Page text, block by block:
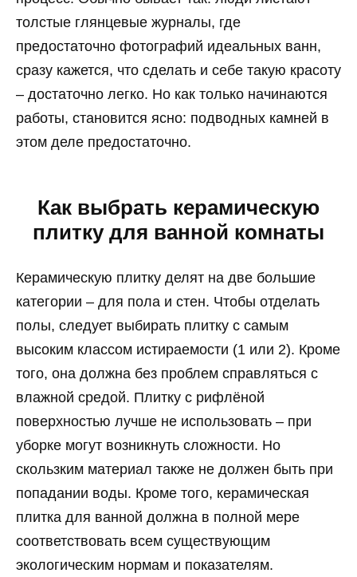
толстые глянцевые журналы, где
предостаточно фотографий идеальных ванн,
сразу кажется, что сделать и себе такую красоту
– достаточно легко. Но как только начинаются
работы, становится ясно: подводных камней в
этом деле предостаточно.
Как выбрать керамическую
плитку для ванной комнаты
Керамическую плитку делят на две большие
категории – для пола и стен. Чтобы отделать
полы, следует выбирать плитку с самым
высоким классом истираемости (1 или 2). Кроме
того, она должна без проблем справляться с
влажной средой. Плитку с рифлёной
поверхностью лучше не использовать – при
уборке могут возникнуть сложности. Но
скользким материал также не должен быть при
попадании воды. Кроме того, керамическая
плитка для ванной должна в полной мере
соответствовать всем существующим
экологическим нормам и показателям.